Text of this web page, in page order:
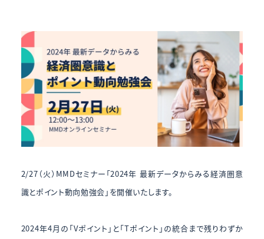
2/27（火）MMDセミナー「2024年 最新データからみる経済圏意
識とポイント動向勉強会」を開催いたします。
2024年4月の「Vポイント」と「Tポイント」の統合まで残りわずか